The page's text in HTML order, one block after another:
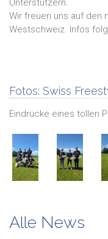
Unterstützern.
Wir freuen uns auf den
Westschweiz. Infos
Fotos: Swiss
Eindrücke eines tollen
Alle News